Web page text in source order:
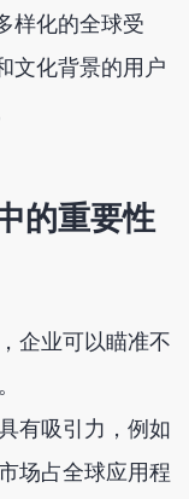
样化的全球受
文化背景的用户
的重要性
企业可以瞄准不
有吸引力，例如
场占全球应用程